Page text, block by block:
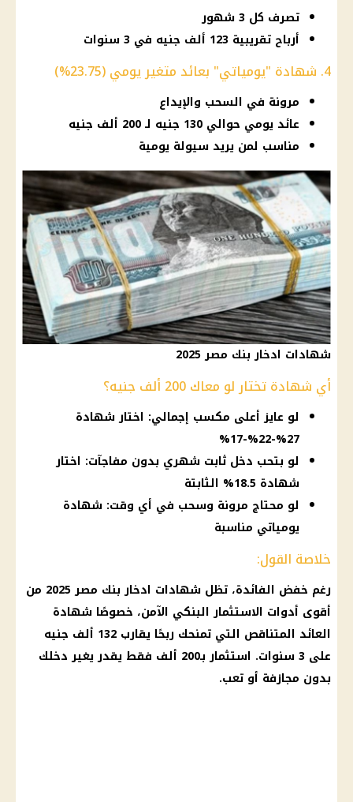
تصرف كل 3 شهور
أرباح تقريبية 123 ألف جنيه في 3 سنوات
4. شهادة "يومياتي" بعائد متغير يومي (23.75%)
مرونة في السحب والإيداع
عائد يومي حوالي 130 جنيه لـ 200 ألف جنيه
مناسب لمن يريد سيولة يومية
شهادات ادخار بنك مصر 2025
أي شهادة تختار لو معاك 200 ألف جنيه؟
لو عايز أعلى مكسب إجمالي: اختار شهادة
27%-22%-17%
لو بتحب دخل ثابت شهري بدون مفاجآت: اختار
شهادة 18.5% الثابتة
لو محتاج مرونة وسحب في أي وقت: شهادة
يومياتي مناسبة
خلاصة القول:
رغم خفض الفائدة، تظل شهادات ادخار بنك مصر
2025 من
أقوى أدوات الاستثمار البنكي الآمن، خصوصًا شهادة
العائد المتناقص التي تمنحك ربحًا يقارب 132 ألف جنيه
على 3 سنوات.
استثمار
بـ200 ألف فقط يقدر يغير دخلك
بدون مجازفة أو تعب.